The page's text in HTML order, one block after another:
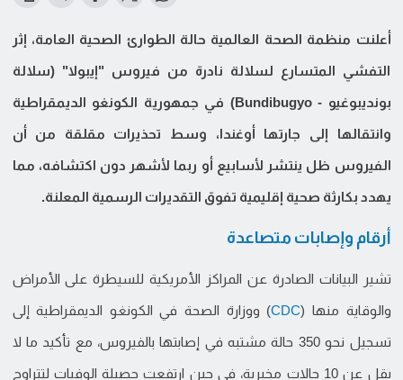
أعلنت منظمة الصحة العالمية حالة الطوارئ الصحية العامة، إثر
التفشي المتسارع لسلالة نادرة من فيروس "إيبولا" (سلالة
بونديبوغيو - Bundibugyo) في جمهورية الكونغو الديمقراطية
وانتقالها إلى جارتها أوغندا، وسط تحذيرات مقلقة من أن
الفيروس ظل ينتشر لأسابيع أو ربما لأشهر دون اكتشافه، مما
يهدد بكارثة صحية إقليمية تفوق التقديرات الرسمية المعلنة.
أرقام وإصابات متصاعدة
تشير البيانات الصادرة عن المراكز الأمريكية للسيطرة على الأمراض
والوقاية منها (CDC) ووزارة الصحة في الكونغو الديمقراطية إلى
تسجيل نحو 350 حالة مشتبه في إصابتها بالفيروس، مع تأكيد ما لا
يقل عن 10 حالات مخبرية، في حين ارتفعت حصيلة الوفيات لتتراوح